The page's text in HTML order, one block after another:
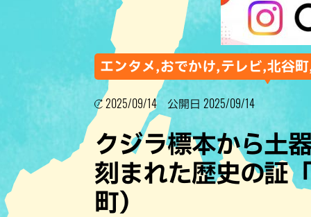
テイ
すし
沖
ステー
その他
エンタメ,おでかけ,テレビ,北谷
2025/09/14 公開日 2025/09/14
クジラ標本から土
刻まれた歴史の証
町）